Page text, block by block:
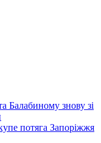
Балабиному знову зі
потяга Запоріжжя